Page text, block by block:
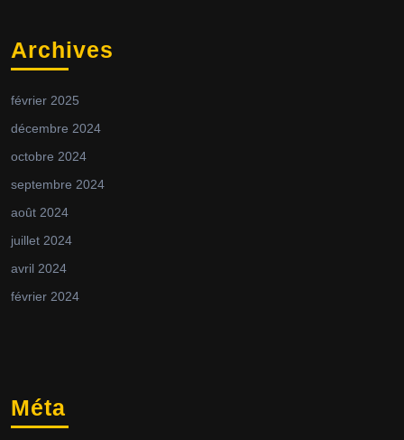
Archives
février 2025
décembre 2024
octobre 2024
septembre 2024
août 2024
juillet 2024
avril 2024
février 2024
Méta